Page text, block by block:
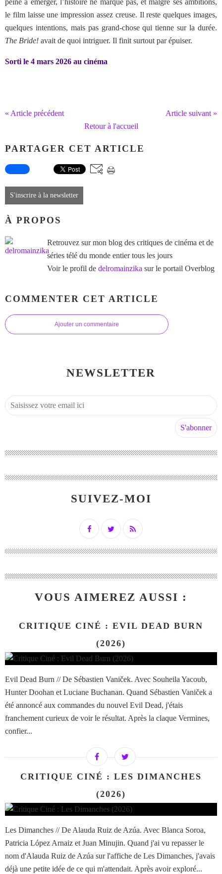
peine à émerger, l’histoire ne marque pas, et malgré ses ambitions,
le film laisse une impression assez creuse. Il reste quelques images,
quelques intentions, mais pas grand-chose qui tienne sur la durée.
The Bride! avait de quoi intriguer. Il finit surtout par épuiser.
Sorti le 4 mars 2026 au cinéma
« Article précédent
Article suivant »
Retour à l'accueil
PARTAGER CET ARTICLE
S'inscrire à la newsletter
À PROPOS
Retrouvez sur mon blog des critiques de cinéma et de
séries télé du monde entier tous les jours
Voir le profil de delromainzika sur le portail Overblog
COMMENTER CET ARTICLE
Ajouter un commentaire
NEWSLETTER
SUIVEZ-MOI
VOUS AIMEREZ AUSSI :
CRITIQUE CINÉ : EVIL DEAD BURN
(2026)
Evil Dead Burn // De Sébastien Vaniček. Avec Souheila Yacoub,
Hunter Doohan et Luciane Buchanan. Quand Sébastien Vaniček a
été annoncé aux commandes du nouvel Evil Dead, j'étais
franchement curieux de voir le résultat. Après la claque Vermines,
confier...
CRITIQUE CINÉ : LES DIMANCHES
(2026)
Les Dimanches // De Alauda Ruiz de Azúa. Avec Blanca Soroa,
Patricia López Arnaiz et Juan Minujin. Quand j'ai vu repasser le
nom d'Alauda Ruiz de Azúa sur l'affiche de Les Dimanches, j'avais
déjà une petite idée de ce qui m'attendait. Après avoir exploré...